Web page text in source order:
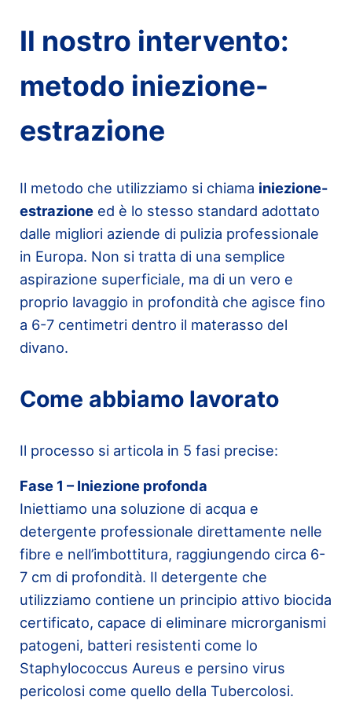
Il nostro intervento:
metodo iniezione-
estrazione
Il metodo che utilizziamo si chiama iniezione-
estrazione ed è lo stesso standard adottato
dalle migliori aziende di pulizia professionale
in Europa. Non si tratta di una semplice
aspirazione superficiale, ma di un vero e
proprio lavaggio in profondità che agisce fino
a 6-7 centimetri dentro il materasso del
divano.
Come abbiamo lavorato
Il processo si articola in 5 fasi precise:
Fase 1 – Iniezione profonda
Iniettiamo una soluzione di acqua e
detergente professionale direttamente nelle
fibre e nell’imbottitura, raggiungendo circa 6-
7 cm di profondità. Il detergente che
utilizziamo contiene un principio attivo biocida
certificato, capace di eliminare microrganismi
patogeni, batteri resistenti come lo
Staphylococcus Aureus e persino virus
pericolosi come quello della Tubercolosi.